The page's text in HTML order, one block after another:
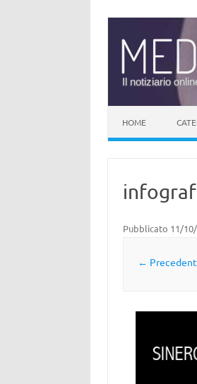
Il notiziario
HOME
Pubblicato 11/
←